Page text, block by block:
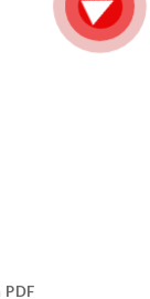
PDF